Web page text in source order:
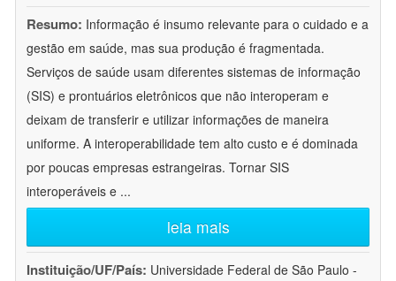
Resumo: Informação é insumo relevante para o cuidado e a
gestão em saúde, mas sua produção é fragmentada.
Serviços de saúde usam diferentes sistemas de informação
(SIS) e prontuários eletrônicos que não interoperam e
deixam de transferir e utilizar informações de maneira
uniforme. A interoperabilidade tem alto custo e é dominada
por poucas empresas estrangeiras. Tornar SIS
interoperáveis e ...
leia mais
Instituição/UF/País: Universidade Federal de São Paulo -